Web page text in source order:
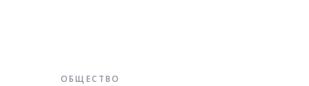
ОБЩЕСТВО